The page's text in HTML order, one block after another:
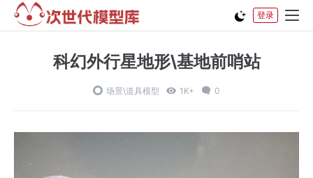
登录
科幻外行星地形\基地前哨站
场景\道具模型 1K+ 0